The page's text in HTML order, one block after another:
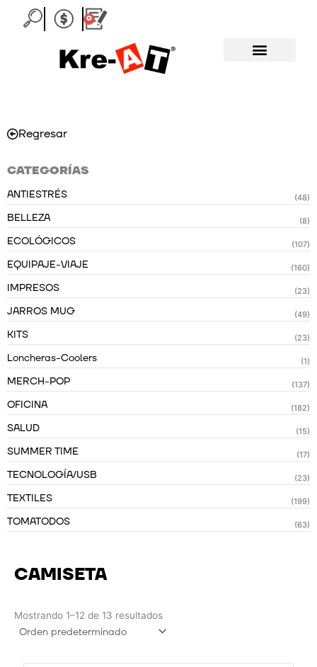
0
Carrito
Regresar
CATEGORÍAS
ANTIESTRÉS (48)
BELLEZA (8)
ECOLÓGICOS (107)
EQUIPAJE-VIAJE (160)
IMPRESOS (23)
JARROS MUG (49)
KITS (23)
Loncheras-Coolers (1)
MERCH-POP (137)
OFICINA (182)
SALUD (15)
SUMMER TIME (17)
TECNOLOGÍA/USB (23)
TEXTILES (199)
TOMATODOS (63)
CAMISETA
Mostrando 1–12 de 13 resultados